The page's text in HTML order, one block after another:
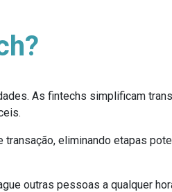
As fintechs simplificam
eliminando etapas
outras pessoas a qualquer